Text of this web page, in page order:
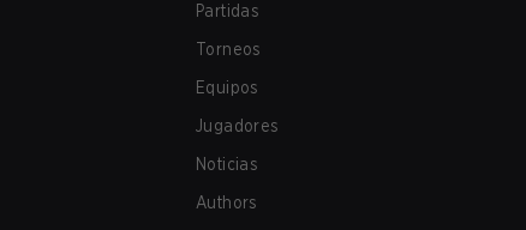
Partidas
Torneos
Equipos
Jugadores
Noticias
Authors